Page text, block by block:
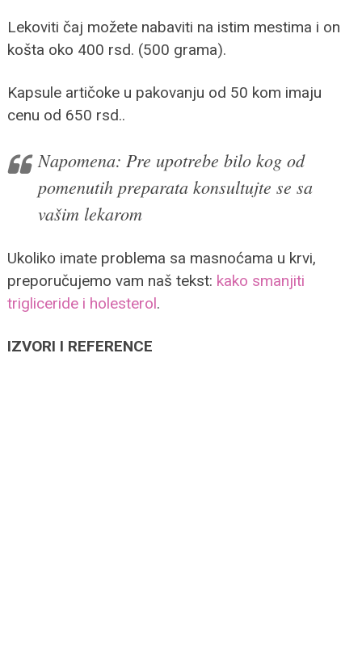
Lekoviti čaj možete nabaviti na istim mestima i on
košta oko 400 rsd. (500 grama).
Kapsule artičoke u pakovanju od 50 kom imaju
cenu od 650 rsd..
Napomena: Pre upotrebe bilo kog od
pomenutih preparata konsultujte se sa
vašim lekarom
Ukoliko imate problema sa masnoćama u krvi,
preporučujemo vam naš tekst: kako smanjiti
trigliceride i holesterol.
IZVORI I REFERENCE